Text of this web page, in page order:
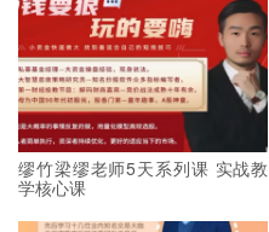
缪竹梁缪老师5天系列课 实战教
学核心课